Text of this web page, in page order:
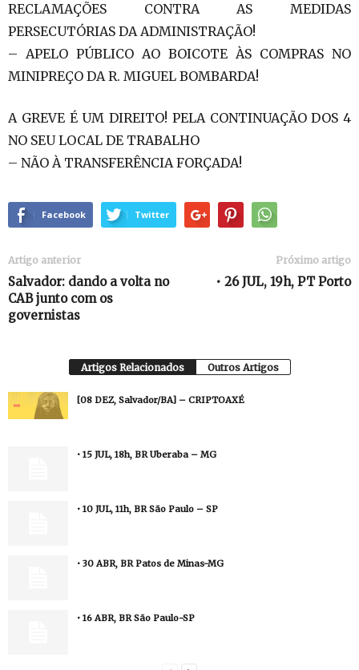
RECLAMAÇÕES CONTRA AS MEDIDAS
PERSECUTÓRIAS DA ADMINISTRAÇÃO!
– APELO PÚBLICO AO BOICOTE ÀS COMPRAS NO
MINIPREÇO DA R. MIGUEL BOMBARDA!
A GREVE É UM DIREITO! PELA CONTINUAÇÃO DOS 4
NO SEU LOCAL DE TRABALHO
– NÃO À TRANSFERÊNCIA FORÇADA!
Facebook Twitter
Artigo anterior
Salvador: dando a volta no
CAB junto com os
governistas
Próximo artigo
• 26 JUL, 19h, PT Porto
Artigos Relacionados Outros Artigos
[08 DEZ, Salvador/BA] – CRIPTOAXÉ
• 15 JUL, 18h, BR Uberaba – MG
• 10 JUL, 11h, BR São Paulo – SP
• 30 ABR, BR Patos de Minas-MG
• 16 ABR, BR São Paulo-SP